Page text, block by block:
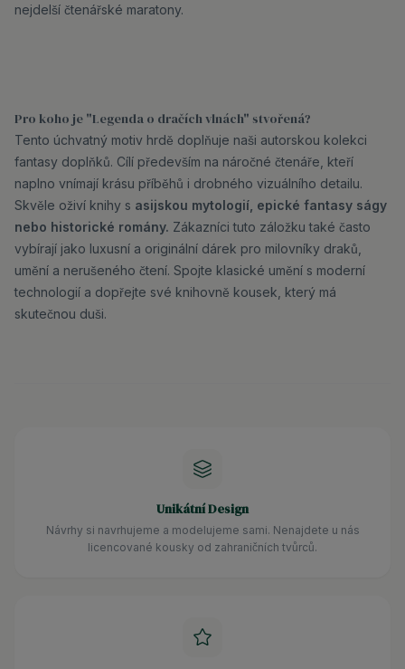
nejdelší čtenářské maratony.
Pro koho je "Legenda o dračích vlnách" stvořená?
Tento úchvatný motiv hrdě doplňuje naši autorskou kolekci
fantasy doplňků. Cílí především na náročné čtenáře, kteří
naplno vnímají krásu příběhů i drobného vizuálního detailu.
Skvěle oživí knihy s asijskou mytologií, epické fantasy ságy
nebo historické romány. Zákazníci tuto záložku také často
vybírají jako luxusní a originální dárek pro milovníky draků,
umění a nerušeného čtení. Spojte klasické umění s moderní
technologií a dopřejte své knihovně kousek, který má
skutečnou duši.
Unikátní Design
Návrhy si navrhujeme a modelujeme sami. Nenajdete u nás
licencované kousky od zahraničních tvůrců.